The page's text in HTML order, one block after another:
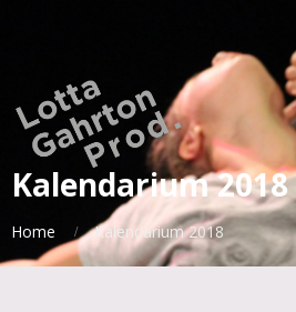
Kalendarium 2018
Home Kalendarium 2018